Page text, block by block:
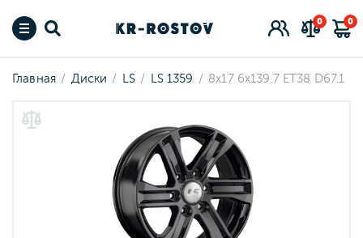
0 0
Главная Диски LS LS 1359 8x17 6x139.7 ET38 D67.1